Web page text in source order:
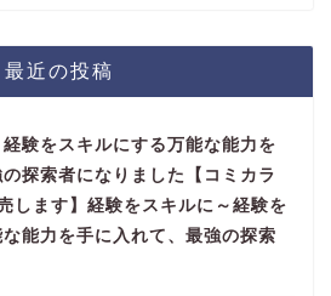
最近の投稿
経験をスキルにする万能な能力を
探索者になりました【コミカラ
します】経験をスキルに～経験を
能力を手に入れて、最強の探索